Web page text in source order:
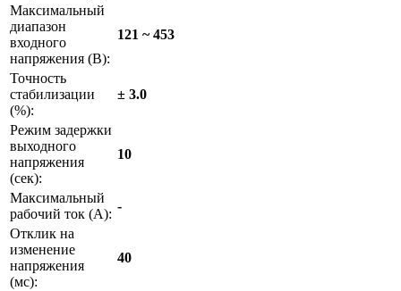
Максимальный
диапазон
входного
напряжения (В):
121 ~ 453
Точность
стабилизации
(%):
± 3.0
Режим задержки
выходного
напряжения
(сек):
10
Максимальный
рабочий ток (А):
-
Отклик на
изменение
напряжения
(мс):
40